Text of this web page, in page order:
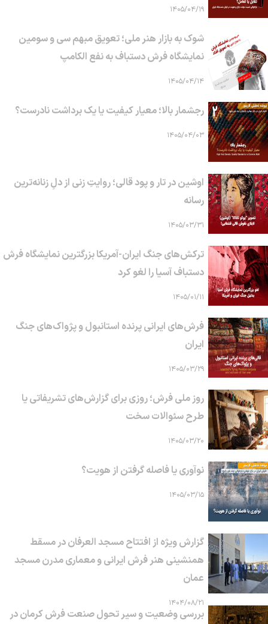
۱۴۰۵/۰۴/۱۹
شوک به بازار هنر ملی؛ تعویق مبهم سی و سومین
نمایشگاه فرش دستباف به نفع الکامپ
۱۴۰۵/۰۴/۱۴
رجشمار بالا؛ معیار کیفیت یا یک برداشت نادرست؟
۱۴۰۵/۰۴/۰۳
اوشین در تار و پود قالی؛ روایتِ زنی از دلِ زنانه‌ترین
رسانه
۱۴۰۵/۰۳/۳۱
ترکش‌های جنگ ایران-آمریکا بزرگترین نمایشگاه فرش
دستباف آسیا را لغو کرد
۱۴۰۵/۰۱/۱۱
فرش‌های ایرانی پرنده استانبول و پژواک‌های جنگ
ایران
۱۴۰۵/۰۳/۲۹
روز ملی فرش؛ روزی برای گزارش‌های تشریفاتی یا
طرح سئوالات سخت
۱۴۰۵/۰۳/۲۰
نوآوری یا فاصله گرفتن از هویت؟
۱۴۰۵/۰۳/۱۵
گزارش ویژه از افتتاح مسجد العرفان در مسقط
همنشینی هنر فرش ایرانی و معماری مدرن مسجد
عمان
۱۴۰۴/۰۸/۲۱
بررسی وضعیت و سیر تحول صنعت فرش کرمان در